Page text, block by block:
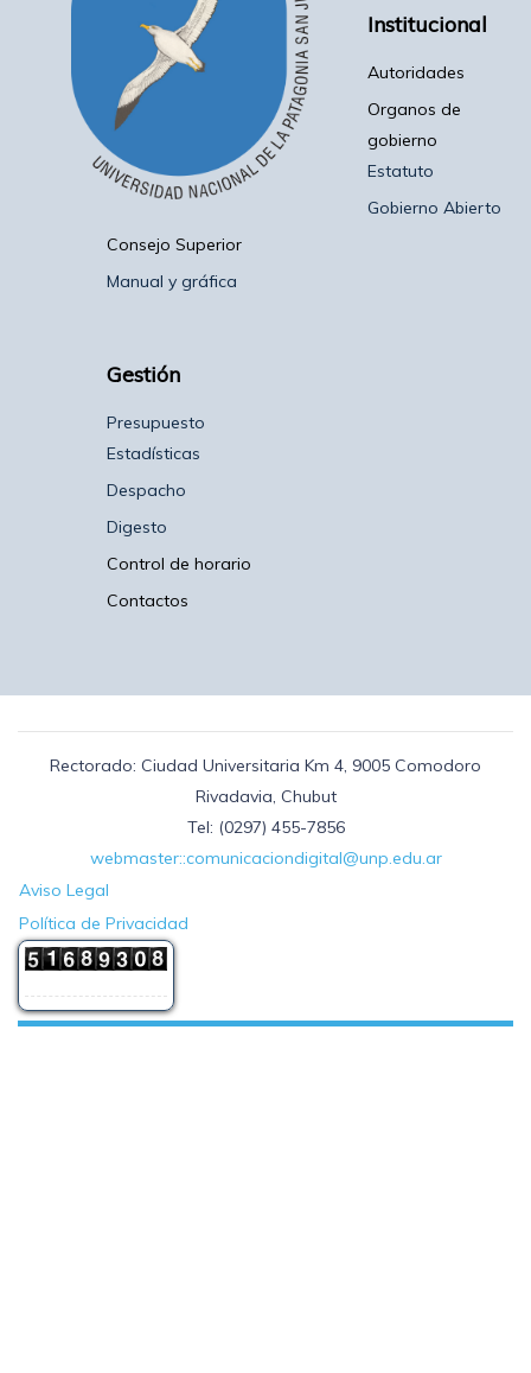
Institucional
Autoridades
Organos de
gobierno
Estatuto
Gobierno Abierto
Consejo Superior
Manual y gráfica
Gestión
Presupuesto
Estadísticas
Despacho
Digesto
Control de horario
Contactos
Rectorado: Ciudad Universitaria Km 4, 9005 Comodoro
Rivadavia, Chubut
Tel: (0297) 455-7856
webmaster::comunicaciondigital@unp.edu.ar
Aviso Legal
Política de Privacidad